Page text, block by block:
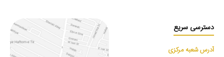
دسترسی سریع
آدرس شعبه مرکزی